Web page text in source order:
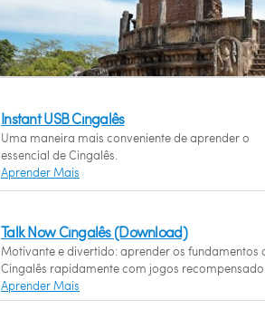
Instant USB Cingalês
Uma maneira mais conveniente de aprender o
essencial de Cingalês.
Aprender Mais
Talk Now Cingalês (Download)
Motivante e divertido: aprender os fundamentos
Cingalês rapidamente com jogos
Aprender Mais